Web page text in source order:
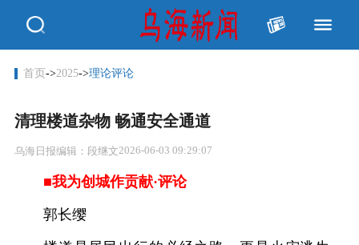
首页->2025->理论评论
清理楼道杂物 畅通安全通道
乌海日报编辑：段继文2026-06-03 09:29:07
■我为创城作贡献·评论
郭长缨